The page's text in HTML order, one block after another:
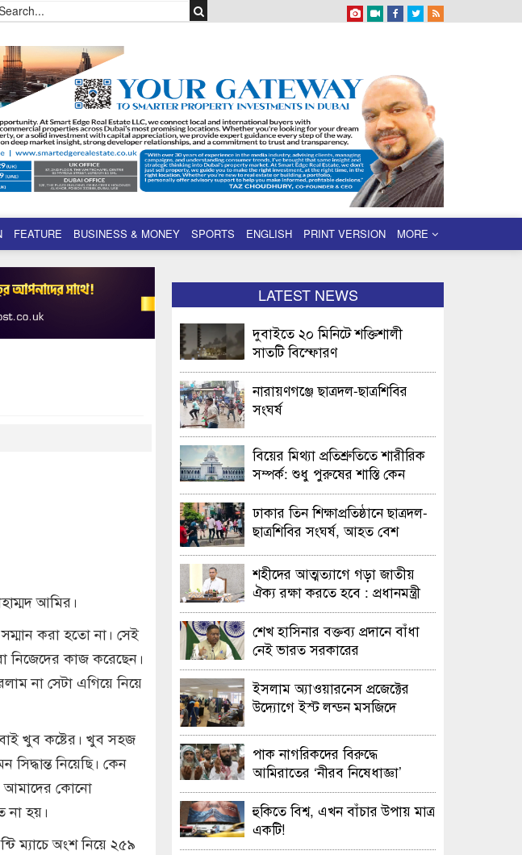
FEATURE BUSINESS & MONEY SPORTS ENGLISH PRINT VERSION MORE
আমির।
করা হতো না। সেই
নিজেদের কাজ করেছেন।
না সেটা এগিয়ে নিয়ে
খুব কষ্টের। খুব সহজ
নিয়েছি। কেন
আমাদের কোনো
না হয়।
ম্যাচে অংশ নিয়ে ২৫৯
LATEST NEWS
দুবাইতে ২০ মিনিটে শক্তিশালী
সাতটি বিস্ফোরণ
নারায়ণগঞ্জে ছাত্রদল-ছাত্রশিবির
সংঘর্ষ
বিয়ের মিথ্যা প্রতিশ্রুতিতে শারীরিক
সম্পর্ক: শুধু পুরুষের শাস্তি কেন
অবৈধ নয় জানতে চেয়ে হাইকোর্টের
রুল
ঢাকার তিন শিক্ষাপ্রতিষ্ঠানে ছাত্রদল-
ছাত্রশিবির সংঘর্ষ, আহত বেশ
শহীদের আত্মত্যাগে গড়া জাতীয়
ঐক্য রক্ষা করতে হবে : প্রধানমন্ত্রী
শেখ হাসিনার বক্তব্য প্রদানে বাঁধা
নেই ভারত সরকারের
ইসলাম অ্যাওয়ারনেস প্রজেক্টের
উদ্যোগে ইস্ট লন্ডন মসজিদে
ও এক্সিবিশন
পাক নাগরিকদের বিরুদ্ধে
আমিরাতের ‘নীরব নিষেধাজ্ঞা’
হুকিতে বিশ্ব, এখন বাঁচার উপায় মাত্র
একটি!